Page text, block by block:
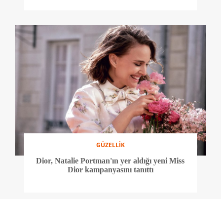
GÜZELLİK
Dior, Natalie Portman'ın yer aldığı yeni Miss
Dior kampanyasını tanıttı